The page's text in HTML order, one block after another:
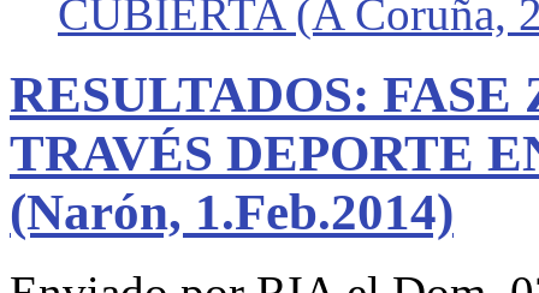
CUBIERTA (A Coruña,
RESULTADOS:
TRAVÉS DEPORTE
(Narón, 1.Feb.2014)